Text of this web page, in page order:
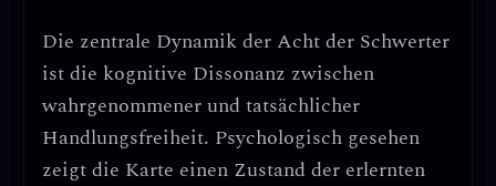
Die zentrale Dynamik der Acht der Schwerter
ist die kognitive Dissonanz zwischen
wahrgenommener und tatsächlicher
Handlungsfreiheit. Psychologisch gesehen
zeigt die Karte einen Zustand der erlernten